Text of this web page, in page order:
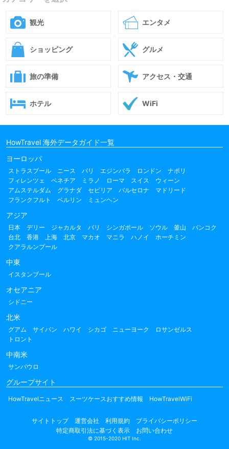
観光 エンタメ
ショッピング グルメ
旅の準備 アクセス・交通
ホテル WiFi
HowTravel 海外データガイド一覧
ヨーロッパ
ストラスブール ニース パリ エジンバラ ロンドン
ナポリ
フィレンツェ
ベネチア ミラノ ローマ スイス
ウィーン
アムステルダム
グラナダ セビリア バルセロナ
マドリード
フランクフルト
ベルリン ミュンヘン
アジア
日本 デリー ジャカルタ バリ シンガポール ソウル 釜山
バンコク
台北
香港 上海 北京 マカオ マニラ ハノイ
ホーチミン
クアラルンプール
中東
イスタンブール
オセアニア
シドニー
北米
グアム サイパン ハワイ シカゴ ニューヨーク
ロサンゼルス
トロント
中南米
サンパウロ
グループサイト
HowTravelニュース スーツケースおすすめ情報 HowTravelWiFi
サイトトップ 運営会社 利用規約
プライバシーポリシー
特定商取引法に基づく表示
お問い合わせ
© 2015-2020 HIT Inc.